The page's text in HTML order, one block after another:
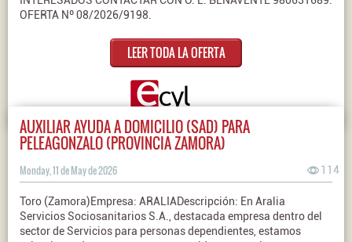
OFERTA Nº 08/2026/9198.
LEER TODA LA OFERTA
AUXILIAR AYUDA A DOMICILIO (SAD) PARA
PELEAGONZALO (PROVINCIA ZAMORA)
Monday, 11 de May de 2026 114
Toro (Zamora)Empresa: ARALIADescripción: En Aralia
Servicios Sociosanitarios S.A., destacada empresa dentro del
sector de Servicios para personas dependientes, estamos